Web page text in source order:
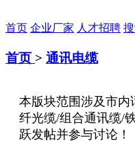
首页 企业厂家 人才招聘
首页 > 通讯电缆
本版块范围涉及市
纤光缆/组合通讯缆/
跃发帖并参与讨论！